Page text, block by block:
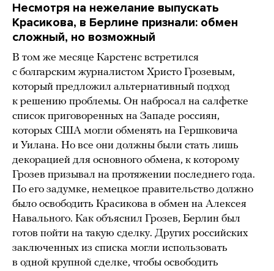
Несмотря на нежелание выпускать
Красикова, в Берлине признали: обмен
сложный, но возможный
В том же месяце Карстенс встретился
с болгарским журналистом Христо Грозевым,
который предложил альтернативный подход
к решению проблемы. Он набросал на салфетке
список приговоренных на Западе россиян,
которых США могли обменять на Гершковича
и Уилана. Но все они должны были стать лишь
декорацией для основного обмена, к которому
Грозев призывал на протяжении последнего года.
По его задумке, немецкое правительство должно
было освободить Красикова в обмен на Алексея
Навального. Как объяснил Грозев, Берлин был
готов пойти на такую сделку. Других российских
заключенных из списка могли использовать
в одной крупной сделке, чтобы освободить